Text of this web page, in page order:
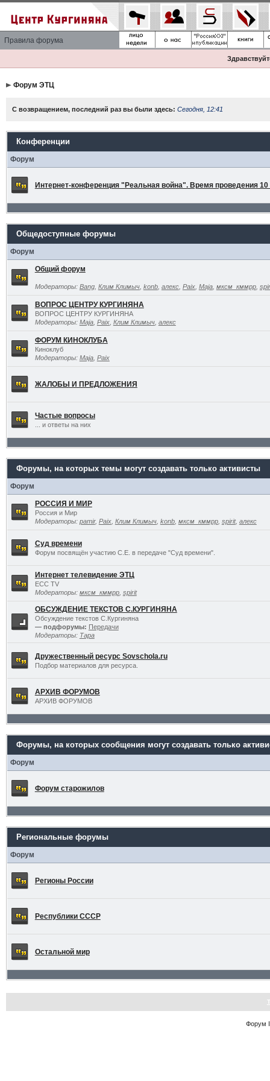
Правила форума
Форум ЭТЦ
С возвращением, последний раз вы были здесь: Сегодня, 12:41
Конференции
Форум
Интернет-конференция "Реальная война". Время проведения 10
Общедоступные форумы
Форум
Общий форум
Модераторы: Bang, Клим Климыч, konb, алекс, Paix, Maja, мксм_кммрр,
ВОПРОС ЦЕНТРУ КУРГИНЯНА
ВОПРОС ЦЕНТРУ КУРГИНЯНА
Модераторы: Maja, Paix, Клим Климыч, алекс
ФОРУМ КИНОКЛУБА
Киноклуб
Модераторы: Maja, Paix
ЖАЛОБЫ И ПРЕДЛОЖЕНИЯ
Частые вопросы
... и ответы на них
Форумы, на которых темы могут создавать только активисты
Форум
РОССИЯ И МИР
Россия и Мир
Модераторы: pamir, Paix, Клим Климыч, konb, мксм_кммрр, spirit, алекс
Суд времени
Форум посвящён участию С.Е. в передаче "Суд времени".
Интернет телевидение ЭТЦ
ECC TV
Модераторы: мксм_кммрр, spirit
ОБСУЖДЕНИЕ ТЕКСТОВ С.КУРГИНЯНА
Обсуждение текстов С.Кургиняна
— подфорумы: Передачи
Модераторы: Тара
Дружественный ресурс Sovschola.ru
Подбор материалов для ресурса.
АРХИВ ФОРУМОВ
АРХИВ ФОРУМОВ
Форумы, на которых сообщения могут создавать только
Форум
Форум старожилов
Региональные форумы
Форум
Регионы России
Республики СССР
Остальной мир
Форум